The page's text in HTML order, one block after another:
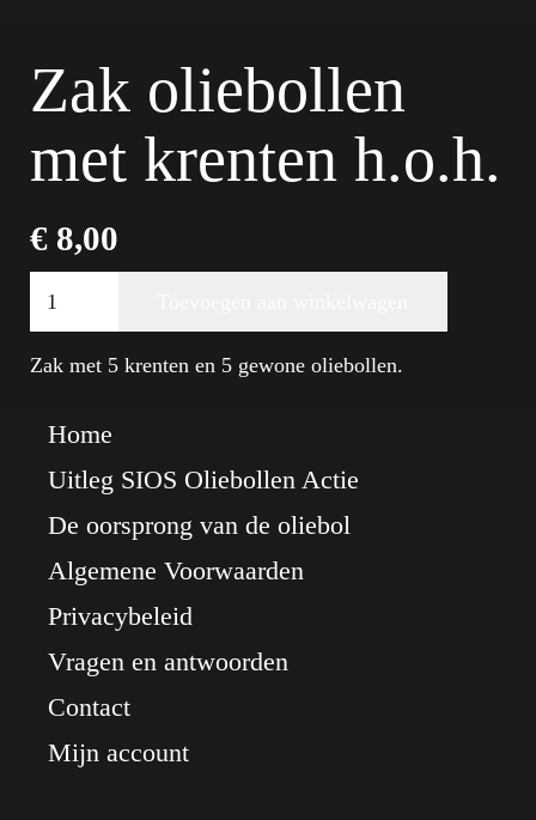
Zak oliebollen
met krenten h.o.h.
€ 8,00
oliebollen
met
krenten
h.o.h.
Alternative:
Zak met 5 krenten en 5 gewone oliebollen.
Home
Uitleg SIOS Oliebollen Actie
De oorsprong van de oliebol
Algemene Voorwaarden
Privacybeleid
Vragen en antwoorden
Contact
Mijn account